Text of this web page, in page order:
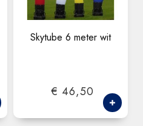
Skytube 6 meter wit
€ 46,50